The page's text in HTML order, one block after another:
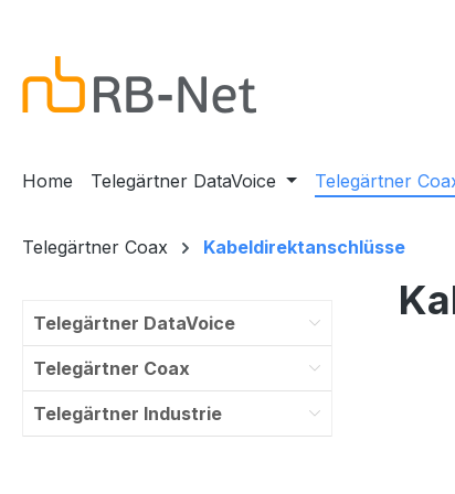
Home Telegärtner DataVoice Telegärtner
Telegärtner Coax Kabeldirektanschlüsse
Telegärtner DataVoice
Telegärtner Coax
Telegärtner Industrie